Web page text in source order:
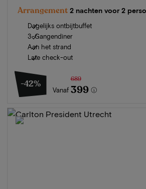
Arrangement 2 nachten voor 2
Dagelijks ontbijtbuffet
3-Gangendiner
Aan het strand
Late check-out
-42%
Vanaf
689
399